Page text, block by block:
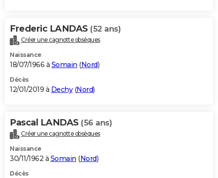
Frederic LANDAS (52 ans)
Créer une cagnotte obsèques
Naissance
18/07/1966 à Somain (Nord)
Décès
12/01/2019 à Dechy(Nord)
Pascal LANDAS (56 ans)
Créer une cagnotte obsèques
Naissance
30/11/1962 à Somain (Nord)
Décès